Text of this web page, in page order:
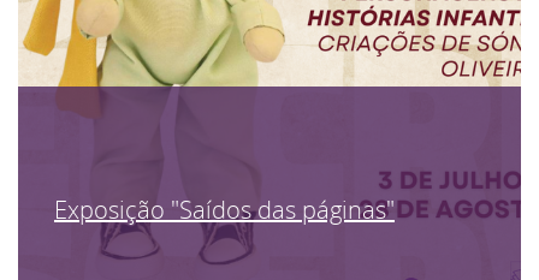
Exposição "Saídos das páginas"